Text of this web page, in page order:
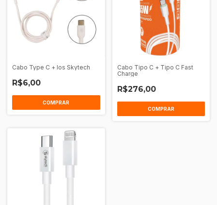
Cabo Type C + Ios Skytech
R$6,00
COMPRAR
Cabo Tipo C + Tipo C Fast
Charge
R$276,00
COMPRAR